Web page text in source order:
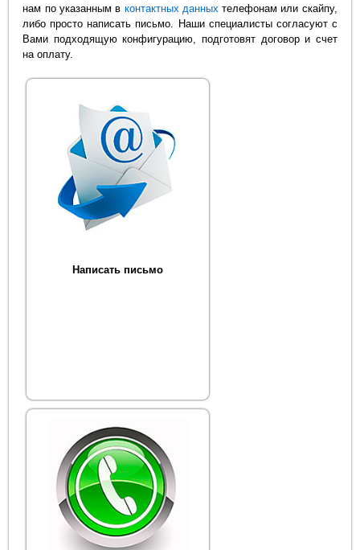
нам по указанным в контактных данных телефонам или скайпу,
либо просто написать письмо. Наши специалисты согласуют с
Вами подходящую конфигурацию, подготовят договор и счет
на оплату.
Написать письмо